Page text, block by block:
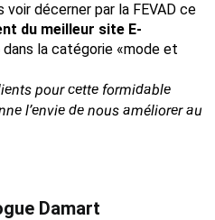
voir décerner par la FEVAD ce
du meilleur site E-
dans la catégorie «mode et
pour cette formidable
l’envie de nous améliorer au
Damart